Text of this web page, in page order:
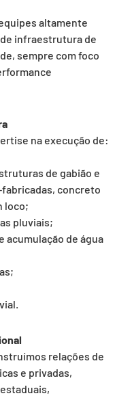
altamente
infraestrutura de
sempre com foco
na execução de:
de gabião e
concreto
loco;
pluviais;
acumulação de água
relações de
e privadas,